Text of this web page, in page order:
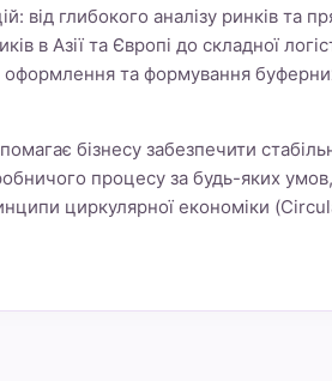
від глибокого аналізу ринків та
в Азії та Європі до складної
оформлення та формування
бізнесу забезпечити
процесу за будь-яких умов,
циркулярної економіки